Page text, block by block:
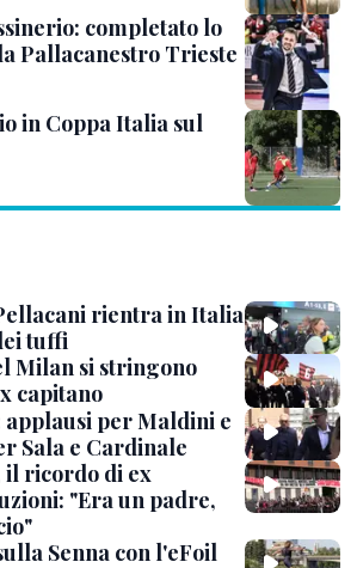
completato lo
Pallacanestro Trieste
in Coppa Italia sul
rientra in Italia
tuffi
Milan si stringono
capitano
per Maldini e
Sala e Cardinale
ricordo di ex
"Era un padre,
Senna con l'eFoil